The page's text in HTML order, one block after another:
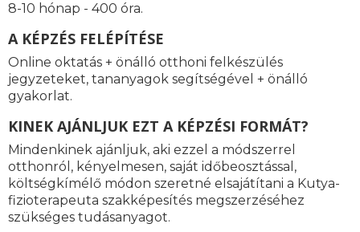
8-10 hónap - 400 óra.
A KÉPZÉS FELÉPÍTÉSE
Online oktatás + önálló otthoni felkészülés
jegyzeteket, tananyagok segítségével + önálló
gyakorlat.
KINEK AJÁNLJUK EZT A KÉPZÉSI FORMÁT?
Mindenkinek ajánljuk, aki ezzel a módszerrel
otthonról, kényelmesen, saját időbeosztással,
költségkímélő módon szeretné elsajátítani a Kutya-
fizioterapeuta szakképesítés megszerzéséhez
szükséges tudásanyagot.